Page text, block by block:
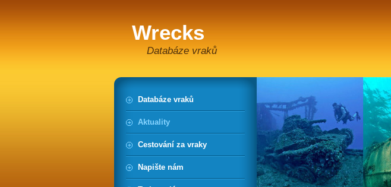
Wrecks
Databáze vraků
Databáze vraků
Aktuality
Cestování za vraky
Napište nám